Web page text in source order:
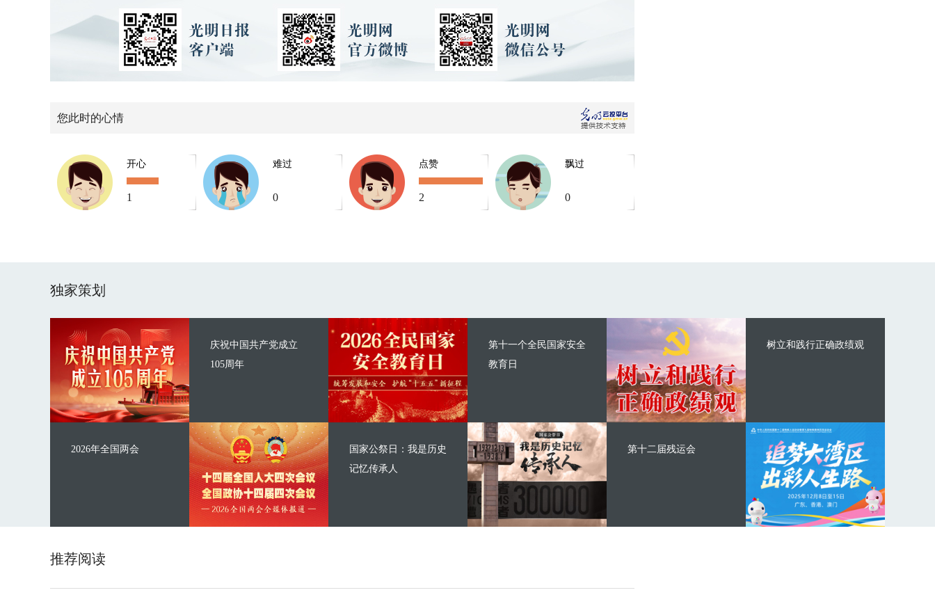
您此时的心情
开心
1
难过
0
点赞
2
飘过
0
独家策划
庆祝中国共产党成立
105周年
2026年全国两会
第十一个全民国家安全
教育日
国家公祭日：我是历史
记忆传承人
树立和践行正确政绩观
第十二届残运会
推荐阅读